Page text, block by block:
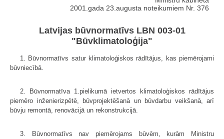
2001.gada 23.augusta noteikumiem Nr. 376
Latvijas būvnormatīvs LBN 003-01
"Būvklimatoloģija"
1. Būvnormatīvs satur klimatoloģiskos rādītājus, kas piemērojami
būvniecībā.
2. Būvnormatīva 1.pielikumā ietvertos klimatoloģiskos rādītājus
piemēro inženierizpētē, būvprojektēšanā un būvdarbu veikšanā, arī
būvju remontā, renovācijā un rekonstrukcijā.
3. Būvnormatīvs nav piemērojams būvēm, kurām Ministru